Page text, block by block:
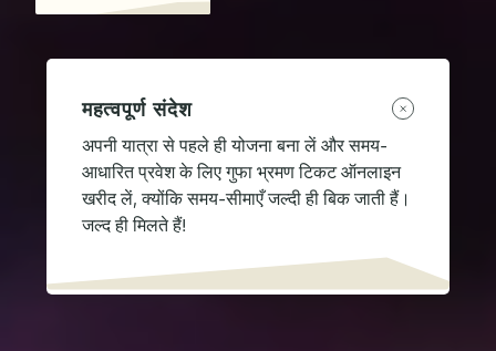
महत्वपूर्ण संदेश
अपनी यात्रा से पहले ही योजना बना लें और समय-
आधारित प्रवेश के लिए गुफा भ्रमण टिकट ऑनलाइन
खरीद लें, क्योंकि समय-सीमाएँ जल्दी ही बिक जाती हैं।
जल्द ही मिलते हैं!